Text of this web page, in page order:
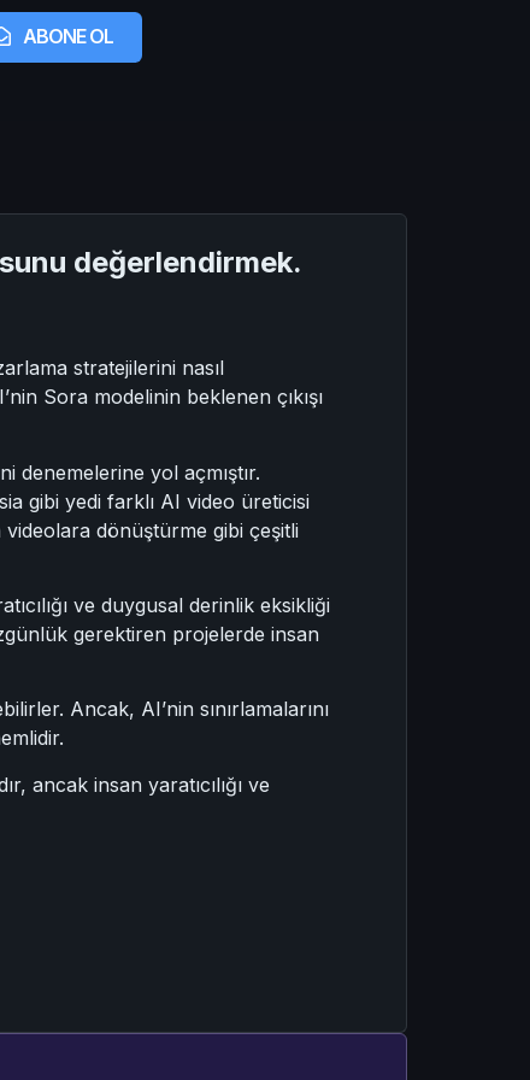
ABONE OL
değerlendirmek.
stratejilerini nasıl
Sora modelinin beklenen çıkışı
denemelerine yol açmıştır.
gibi yedi farklı AI video üreticisi
dönüştürme gibi çeşitli
ve duygusal derinlik eksikliği
gerektiren projelerde insan
Ancak, AI’nin sınırlamalarını
ancak insan yaratıcılığı ve